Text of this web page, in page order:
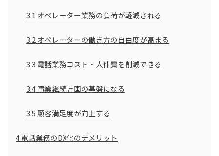
3.1 オペレーター業務の負荷が軽減される
3.2 オペレーターの働き方の自由度が高まる
3.3 電話業務コスト・人件費を削減できる
3.4事業継続計画の基盤になる
3.5顧客満足度が向上する
4電話業務のDX化のデメリット